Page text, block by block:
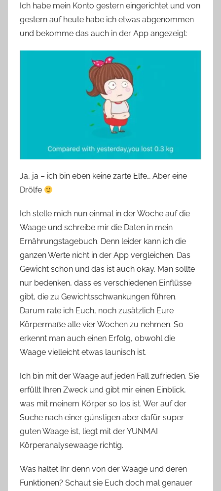
Ich habe mein Konto gestern eingerichtet und von
gestern auf heute habe ich etwas abgenommen
und bekomme das auch in der App angezeigt:
Ja, ja – ich bin eben keine zarte Elfe… Aber eine
Drölfe
Ich stelle mich nun einmal in der Woche auf die
Waage und schreibe mir die Daten in mein
Ernährungstagebuch. Denn leider kann ich die
ganzen Werte nicht in der App vergleichen. Das
Gewicht schon und das ist auch okay. Man sollte
nur bedenken, dass es verschiedenen Einflüsse
gibt, die zu Gewichtsschwankungen führen.
Darum rate ich Euch, noch zusätzlich Eure
Körpermaße alle vier Wochen zu nehmen. So
erkennt man auch einen Erfolg, obwohl die
Waage vielleicht etwas launisch ist.
Ich bin mit der Waage auf jeden Fall zufrieden. Sie
erfüllt Ihren Zweck und gibt mir einen Einblick,
was mit meinem Körper so los ist. Wer auf der
Suche nach einer günstigen aber dafür super
guten Waage ist, liegt mit der YUNMAI
Körperanalysewaage richtig.
Was haltet Ihr denn von der Waage und deren
Funktionen? Schaut sie Euch doch mal genauer